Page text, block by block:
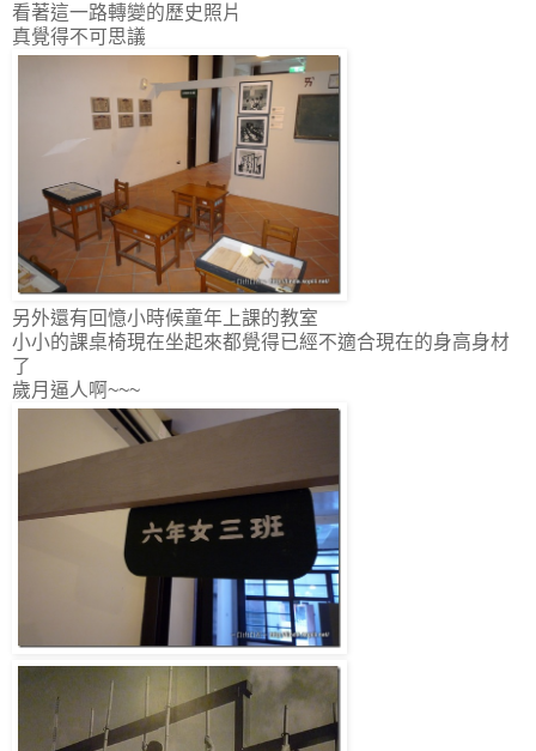
看著這一路轉變的歷史照片
真覺得不可思議
另外還有回憶小時候童年上課的教室
小小的課桌椅現在坐起來都覺得已經不適合現在的身高身材
了
歲月逼人啊~~~